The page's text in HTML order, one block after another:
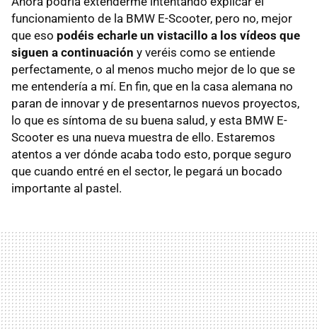
funcionamiento de la BMW E-Scooter, pero no, mejor
que eso podéis echarle un vistacillo a los vídeos que
siguen a continuación y veréis como se entiende
perfectamente, o al menos mucho mejor de lo que se
me entendería a mí. En fin, que en la casa alemana no
paran de innovar y de presentarnos nuevos proyectos,
lo que es síntoma de su buena salud, y esta BMW E-
Scooter es una nueva muestra de ello. Estaremos
atentos a ver dónde acaba todo esto, porque seguro
que cuando entré en el sector, le pegará un bocado
importante al pastel.